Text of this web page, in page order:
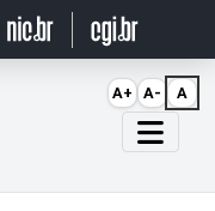
A+ A- A